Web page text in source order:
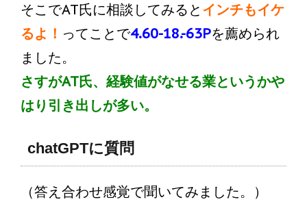
そこでAT氏に相談してみるとインチもイケ
るよ！ ってことで4.60-18.-63Pを薦められ
ました。
さすがAT氏、経験値がなせる業というかや
はり引き出しが多い。
chatGPTに質問
（答え合わせ感覚で聞いてみました。）